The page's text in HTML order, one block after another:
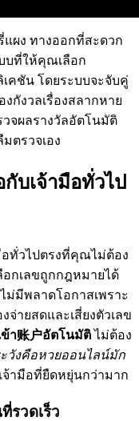
แผง ทางออกที่สะดวก
บที่ให้คุณเลือก
คชัน โดยระบบจะจับคู่
กังวลเรื่องสลากหาย
จผลรางวัลอัตโนมัติ
ตรวจเอง
บเจ้ามือทั่วไป
ทั่วไปตรงที่คุณไม่ต้อง
อกเลขถูกกฎหมายได้
ไม่มีพลาดโอกาสเพราะ
จ่ายสดและเสี่ยงตัวเลข
ข้า账户อัตโนมัติไม่ต้อง
วังคือหวยออนไลน์มัก
จ้ามือที่ยืดหยุ่นกว่ามาก
รวดเร็ว